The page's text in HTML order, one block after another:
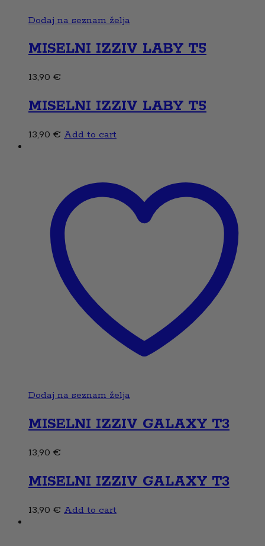
Dodaj na seznam želja
MISELNI IZZIV LABY T5
13,90 €
MISELNI IZZIV LABY T5
13,90 € Add to cart
Dodaj na seznam želja
MISELNI IZZIV GALAXY T3
13,90 €
MISELNI IZZIV GALAXY T3
13,90 € Add to cart